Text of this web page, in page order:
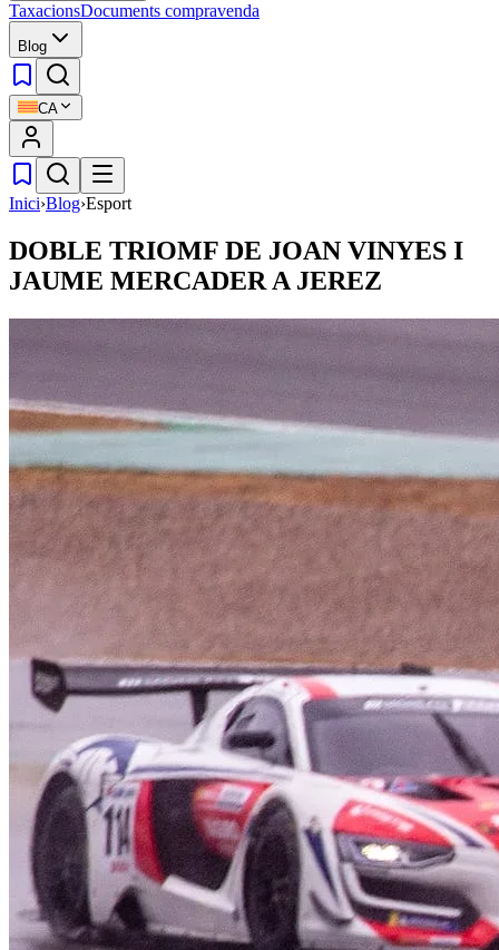
TaxacionsDocuments compravenda
Blog
CA
Inici›Blog›Esport
DOBLE TRIOMF DE JOAN VINYES I
JAUME MERCADER A JEREZ